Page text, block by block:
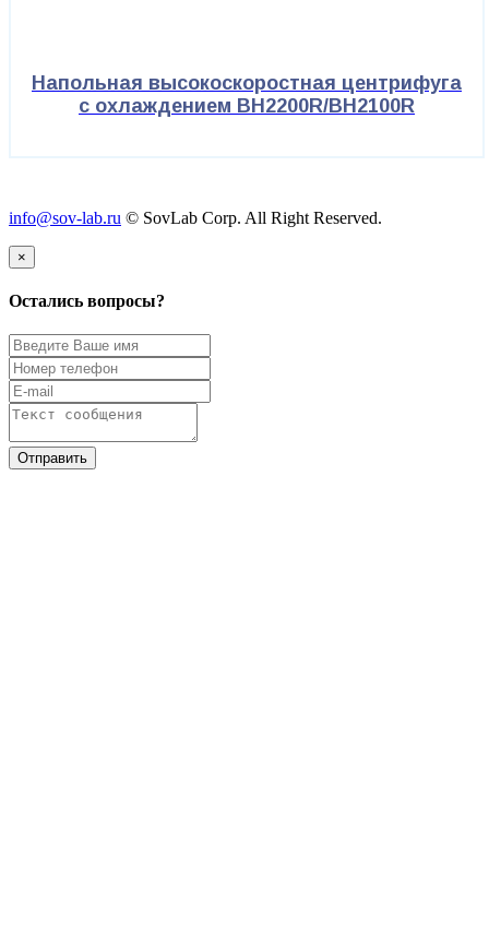
Напольная высокоскоростная центрифуга
с охлаждением BH2200R/BH2100R
info@sov-lab.ru © SovLab Corp. All Right Reserved.
×
Остались вопросы?